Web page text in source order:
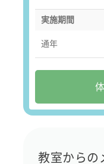
実施期間
通年
教室からの